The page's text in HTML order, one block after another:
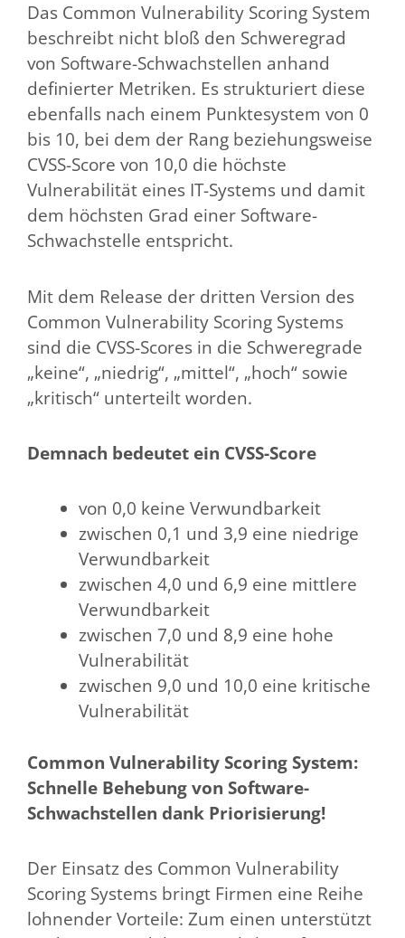
Das Common Vulnerability Scoring System
beschreibt nicht bloß den Schweregrad
von Software-Schwachstellen anhand
definierter Metriken. Es strukturiert diese
ebenfalls nach einem Punktesystem von 0
bis 10, bei dem der Rang beziehungsweise
CVSS-Score von 10,0 die höchste
Vulnerabilität eines IT-Systems und damit
dem höchsten Grad einer Software-
Schwachstelle entspricht.
Mit dem Release der dritten Version des
Common Vulnerability Scoring Systems
sind die CVSS-Scores in die Schweregrade
„keine“, „niedrig“, „mittel“, „hoch“ sowie
„kritisch“ unterteilt worden.
Demnach bedeutet ein CVSS-Score
von 0,0 keine Verwundbarkeit
zwischen 0,1 und 3,9 eine niedrige
Verwundbarkeit
zwischen 4,0 und 6,9 eine mittlere
Verwundbarkeit
zwischen 7,0 und 8,9 eine hohe
Vulnerabilität
zwischen 9,0 und 10,0 eine kritische
Vulnerabilität
Common Vulnerability Scoring System:
Schnelle Behebung von Software-
Schwachstellen dank Priorisierung!
Der Einsatz des Common Vulnerability
Scoring Systems bringt Firmen eine Reihe
lohnender Vorteile: Zum einen unterstützt